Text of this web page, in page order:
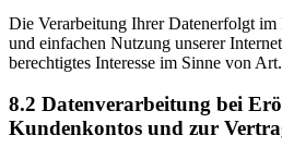
Die Verarbeitung Ihrer Datenerfolgt im
und einfachen Nutzung unserer
berechtigtes Interesse im Sinne von
8.2 Datenverarbeitung bei
Kundenkontos und zur